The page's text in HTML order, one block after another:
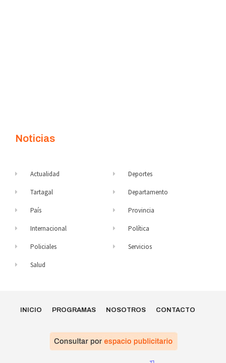
Noticias
Actualidad
Tartagal
País
Internacional
Policiales
Salud
Deportes
Departamento
Provincia
Política
Servicios
INICIO PROGRAMAS NOSOTROS CONTACTO